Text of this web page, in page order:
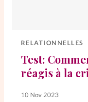
Entre4yeux
La Bible au
RELATIONNELLES
Test:
réagis à la
10 Nov 2023